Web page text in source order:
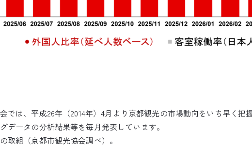
では、平成26年（2014年）4月より京都観光の市場動向をいち早く
データの分析結果等を毎月発表しています。
取組（京都市観光協会調べ）。